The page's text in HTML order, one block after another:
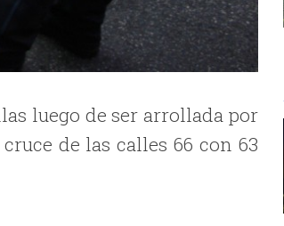
luego de ser arrollada por
de las calles 66 con 63